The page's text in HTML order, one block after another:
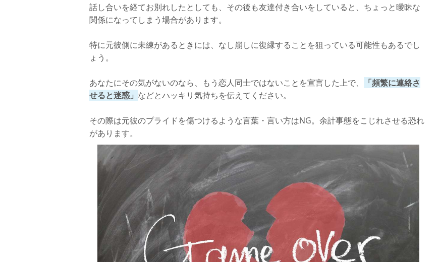
話し合いを経てお別れしたとしても、その後も友達付き合いをしていると、ちょっと曖昧な
関係になってしまう場合があります。
特に元彼側に未練があるときには、なし崩しに復縁することを狙っている可能性もあるでし
ょう。
あなたにその気がないのなら、もう恋人同士ではないことを宣言した上で、
「頻繁に連絡さ
せると迷惑」 などとハッキリ気持ちを伝えてください。
その際は元彼のプライドを傷つけるような言葉・言い方はNG。余計事態をこじれさせる恐れ
があります。